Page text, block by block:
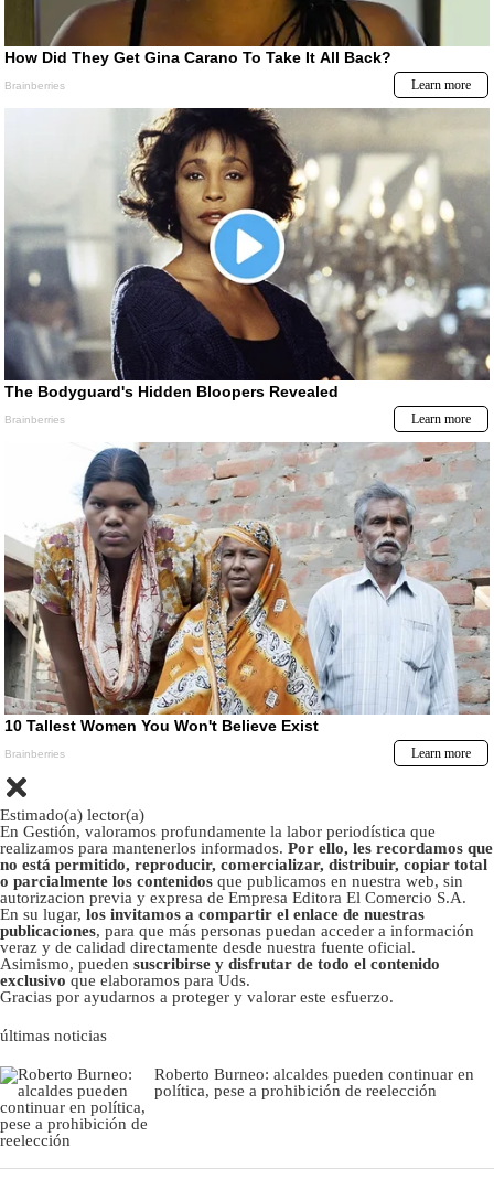
Estimado(a) lector(a)
En Gestión, valoramos profundamente la labor periodística que
realizamos para mantenerlos informados. Por ello, les recordamos que
no está permitido, reproducir, comercializar, distribuir, copiar total
o parcialmente los contenidos que publicamos en nuestra web, sin
autorizacion previa y expresa de Empresa Editora El Comercio S.A.
En su lugar, los invitamos a compartir el enlace de nuestras
publicaciones, para que más personas puedan acceder a información
veraz y de calidad directamente desde nuestra fuente oficial.
Asimismo, pueden suscribirse y disfrutar de todo el contenido
exclusivo que elaboramos para Uds.
Gracias por ayudarnos a proteger y valorar este esfuerzo.
últimas noticias
Roberto Burneo: alcaldes pueden continuar en
política, pese a prohibición de reelección